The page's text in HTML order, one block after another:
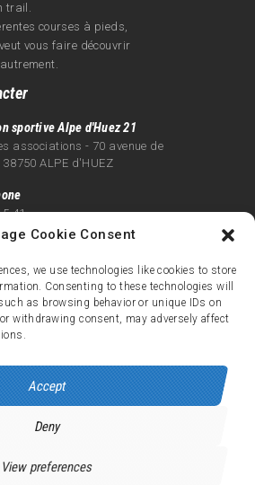
Cookie Consent
we use technologies like cookies to store
Consenting to these technologies will
as browsing behavior or unique IDs on
withdrawing consent, may adversely affect
Accept
Deny
View preferences
trail.
courses à pieds,
vous faire découvrir
autrement.
sportive Alpe d'Huez 21
associations - 70 avenue de
ALPE d'HUEZ
41
légales